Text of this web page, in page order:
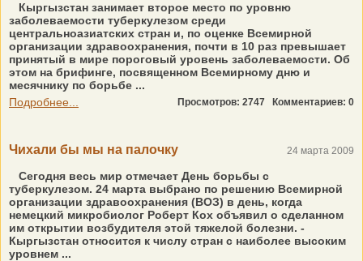
Кыргызстан занимает второе место по уровню
заболеваемости туберкулезом среди
центральноазиатских стран и, по оценке Всемирной
организации здравоохранения, почти в 10 раз превышает
принятый в мире пороговый уровень заболеваемости. Об
этом на брифинге, посвященном Всемирному дню и
месячнику по борьбе ...
Подробнее...
Просмотров: 2747 Комментариев: 0
Чихали бы мы на палочку 24 марта 2009
Сегодня весь мир отмечает День борьбы с
туберкулезом. 24 марта выбрано по решению Всемирной
организации здравоохранения (ВОЗ) в день, когда
немецкий микробиолог Роберт Кох объявил о сделанном
им открытии возбудителя этой тяжелой болезни. -
Кыргызстан относится к числу стран с наиболее высоким
уровнем ...